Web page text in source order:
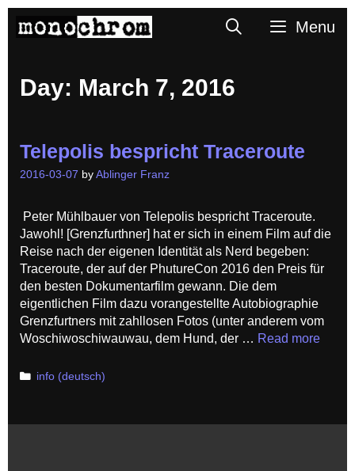
SearchMenu
Day: March 7, 2016
Telepolis bespricht Traceroute
2016-03-07 by Ablinger Franz
Peter Mühlbauer von Telepolis bespricht Traceroute.
Jawohl! [Grenzfurthner] hat er sich in einem Film auf die
Reise nach der eigenen Identität als Nerd begeben:
Traceroute, der auf der PhutureCon 2016 den Preis für
den besten Dokumentarfilm gewann. Die dem
eigentlichen Film dazu vorangestellte Autobiographie
Grenzfurtners mit zahllosen Fotos (unter anderem vom
Woschiwoschiwauwau, dem Hund, der … Read more
Categories
info (deutsch)